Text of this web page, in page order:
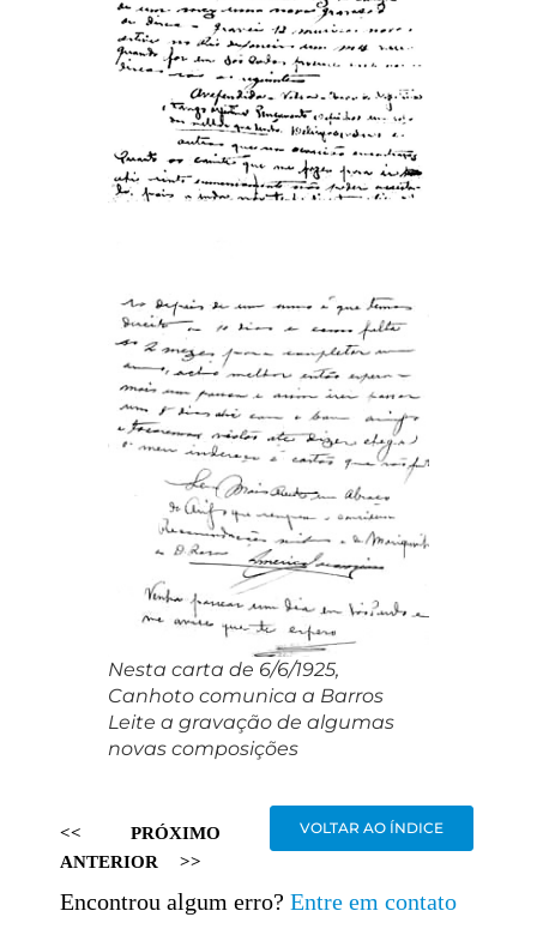
Nesta carta de 6/6/1925,
Canhoto comunica a Barros
Leite a gravação de algumas
novas composições
<<
ANTERIOR
PRÓXIMO
>>
VOLTAR AO ÍNDICE
Encontrou algum erro? Entre em contato